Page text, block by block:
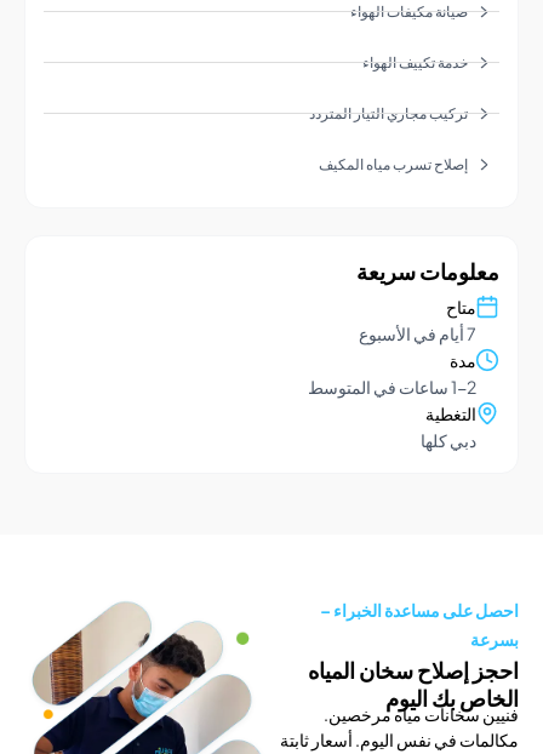
صيانة مكيفات الهواء
خدمة تكييف الهواء
تركيب مجاري التيار المتردد
إصلاح تسرب مياه المكيف
سريعة
مساعدة الخبراء –
سخان المياه
بك اليوم
مياه مرخصين.
في نفس اليوم. أسعار ثابتة